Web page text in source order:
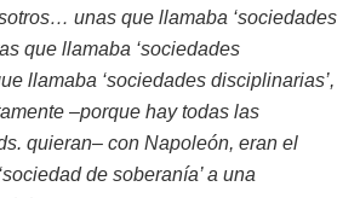
unas que llamaba ‘sociedades
que llamaba ‘sociedades
llamaba ‘sociedades disciplinarias’,
–porque hay todas las
quieran– con Napoleón, eran el
de soberanía’ a una